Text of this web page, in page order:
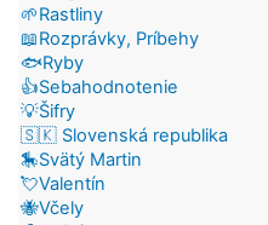
🌱Rastliny
📖Rozprávky, Príbehy
🐟Ryby
👍Sebahodnotenie
💡Šifry
🇸🇰 Slovenská republika
🎠Svätý Martin
💘Valentín
🐝Včely